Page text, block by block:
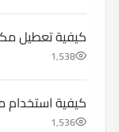
كيفية تعطيل
1,538
كيفية استخدام
1,536